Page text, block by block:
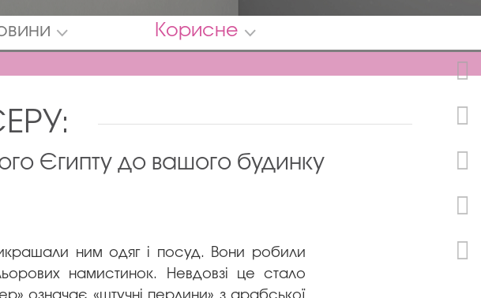
Корисне
Єгипту до вашого будинку
ним одяг і посуд. Вони робили
намистинок. Невдовзі це стало